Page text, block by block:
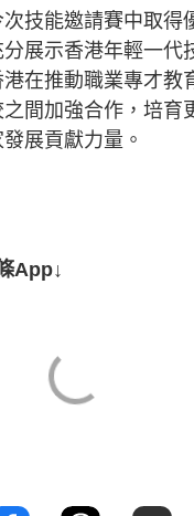
能邀請賽中取得
展示香港年輕一代
在推動職業專才教
間加強合作，培育
展貢獻力量。
App↓